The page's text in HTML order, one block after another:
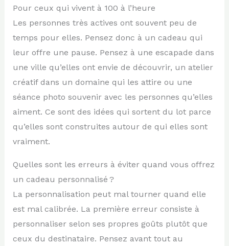
Pour ceux qui vivent à 100 à l’heure
Les personnes très actives ont souvent peu de
temps pour elles. Pensez donc à un cadeau qui
leur offre une pause. Pensez à une escapade dans
une ville qu’elles ont envie de découvrir, un atelier
créatif dans un domaine qui les attire ou une
séance photo souvenir avec les personnes qu’elles
aiment. Ce sont des idées qui sortent du lot parce
qu’elles sont construites autour de qui elles sont
vraiment.
Quelles sont les erreurs à éviter quand vous offrez
un cadeau personnalisé ?
La personnalisation peut mal tourner quand elle
est mal calibrée. La première erreur consiste à
personnaliser selon ses propres goûts plutôt que
ceux du destinataire. Pensez avant tout au